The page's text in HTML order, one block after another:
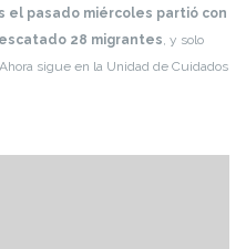
el pasado miércoles partió con
28 migrantes, y solo
sigue en la Unidad de Cuidados